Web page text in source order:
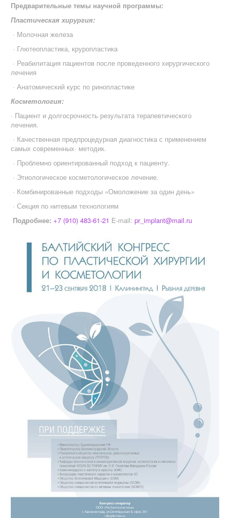
Предварительные темы научной программы:
Пластическая хирургия:
· Молочная железа
· Глютеопластика, круропластика
· Реабилитация пациентов после проведенного хирургического
лечения
· Анатомический курс по ринопластике
Косметология:
· Пациент и долгосрочность результата терапевтического
лечения.
· Качественная предпроцедурная диагностика с применением
самых современных· методик.
· Проблемно ориентированный подход к пациенту.
· Этиологическое косметологическое лечение.
· Комбинированные подходы «Омоложение за один день»
· Секция по нитевым технологиям
Подробнее: +7 (910) 483-61-21 E-mail: pr_implant@mail.ru